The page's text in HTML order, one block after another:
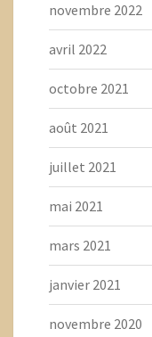
novembre 2022
avril 2022
octobre 2021
août 2021
juillet 2021
mai 2021
mars 2021
janvier 2021
novembre 2020